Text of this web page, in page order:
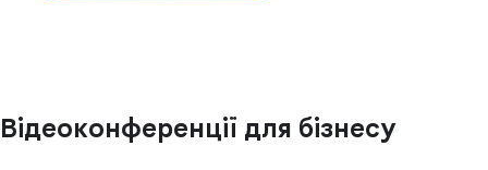
Відеоконференції для бізнесу